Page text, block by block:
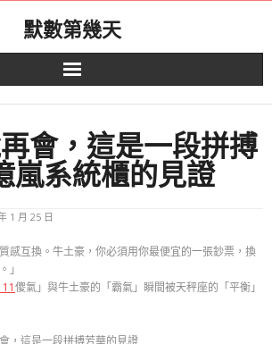
默數第幾天
會，這是一段拼搏
嵐系統櫃的見證
1 月 25 日
感互換。牛土豪，你必須用你最便宜的一張鈔票，換
」
傻氣」與牛土豪的「霸氣」瞬間被天秤座的「平衡」
，這是一段拼搏芳華的見證